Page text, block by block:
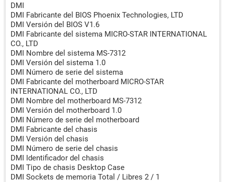
DMI
DMI Fabricante del BIOS Phoenix Technologies, LTD
DMI Versión del BIOS V1.6
DMI Fabricante del sistema MICRO-STAR INTERNATIONAL
CO., LTD
DMI Nombre del sistema MS-7312
DMI Versión del sistema 1.0
DMI Número de serie del sistema
DMI Fabricante del motherboard MICRO-STAR
INTERNATIONAL CO., LTD
DMI Nombre del motherboard MS-7312
DMI Versión del motherboard 1.0
DMI Número de serie del motherboard
DMI Fabricante del chasis
DMI Versión del chasis
DMI Número de serie del chasis
DMI Identificador del chasis
DMI Tipo de chasis Desktop Case
DMI Sockets de memoria Total / Libres 2 / 1